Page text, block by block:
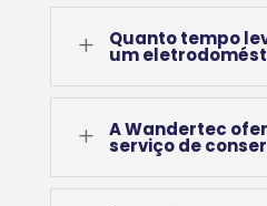
L Quanto tempo
um
L A Wandertec
serviço de